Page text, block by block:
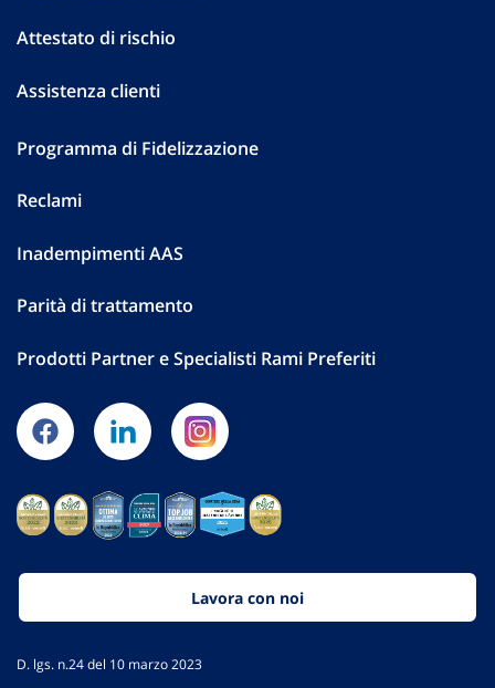
Attestato di rischio
Assistenza clienti
Programma di Fidelizzazione
Reclami
Inadempimenti AAS
Parità di trattamento
Prodotti Partner e Specialisti Rami Preferiti
Lavora con noi
D. lgs. n.24 del 10 marzo 2023